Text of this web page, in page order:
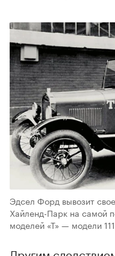
Эдсел Форд вывозит
Хайленд-Парк на самой
моделей «Т» — модели 111